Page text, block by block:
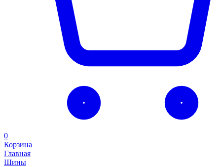
0
Корзина
Главная
Шины